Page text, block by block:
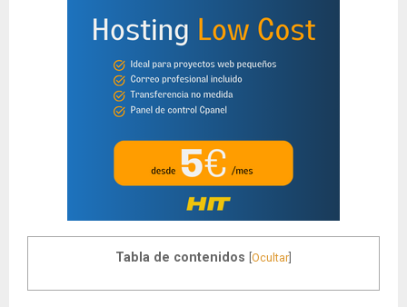
Tabla de contenidos [Ocultar]